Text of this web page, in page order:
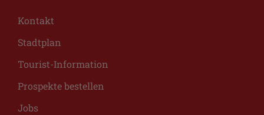
Kontakt
Stadtplan
Tourist-Information
Prospekte bestellen
Jobs